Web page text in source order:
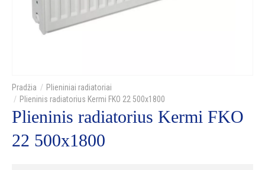
Plieniniai radiatoriai
Plieninis radiatorius Kermi FKO 22 500x1800
Plieninis radiatorius Kermi FKO
22 500x1800